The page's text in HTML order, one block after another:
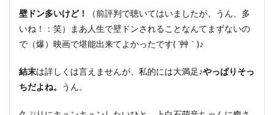
壁ドン多いけど！
（前評判で聴いてはいましたが、うん、多
いね！：笑）まあ人生で壁ドンされることなんてまずないの
で（爆）映画で堪能出来てよかったです( ´艸｀)♪
結末は詳しくは言えませんが、私的には大満足♪やっぱりそっ
ちだよね。
うん。